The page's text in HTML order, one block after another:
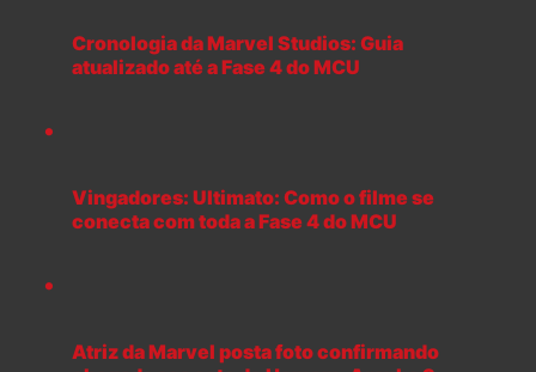
Cronologia da Marvel Studios: Guia
atualizado até a Fase 4 do MCU
Vingadores: Ultimato: Como o filme se
conecta com toda a Fase 4 do MCU
Atriz da Marvel posta foto confirmando